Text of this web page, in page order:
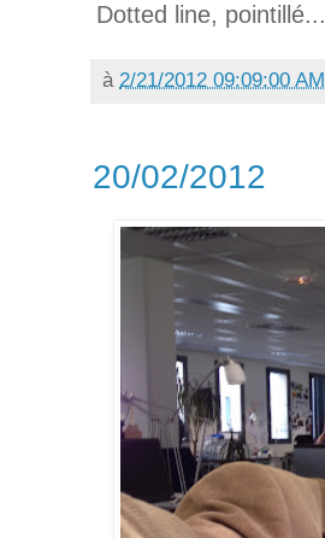
Dotted line, pointillé...
à 2/21/2012 09:09:00 AM
20/02/2012